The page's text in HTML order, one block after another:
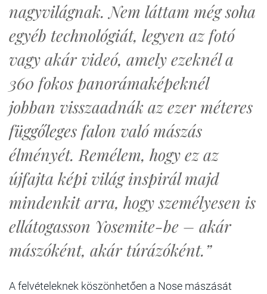
nagyvilágnak. Nem láttam még soha
egyéb technológiát, legyen az fotó
vagy akár videó, amely ezeknél a
360 fokos panorámaképeknél
jobban visszaadnák az ezer méteres
függőleges falon való mászás
élményét. Remélem, hogy ez az
újfajta képi világ inspirál majd
mindenkit arra, hogy személyesen is
ellátogasson Yosemite-be – akár
mászóként, akár túrázóként.”
A felvételeknek köszönhetően a Nose mászását